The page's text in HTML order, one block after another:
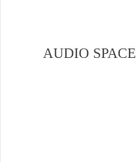
AUDIO SPACE